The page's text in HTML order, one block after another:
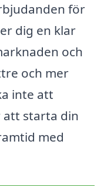
för
dig en klar
och
och mer
inte att
starta din
med